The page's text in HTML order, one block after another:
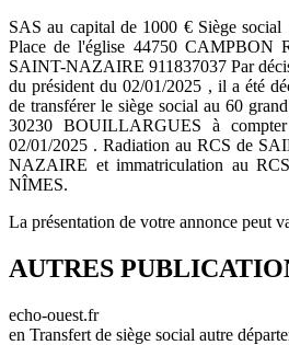
SAS au capital de 1000 € Siège social
Place de l'église 44750 CAMPBON
SAINT-NAZAIRE 911837037 Par
du président du 02/01/2025 , il a été
de transférer le siège social au 60
30230 BOUILLARGUES à
02/01/2025 . Radiation au RCS de
NAZAIRE et immatriculation au
NÎMES.
La présentation de votre annonce peut
AUTRES
echo-ouest.fr
en Transfert de siège social autre